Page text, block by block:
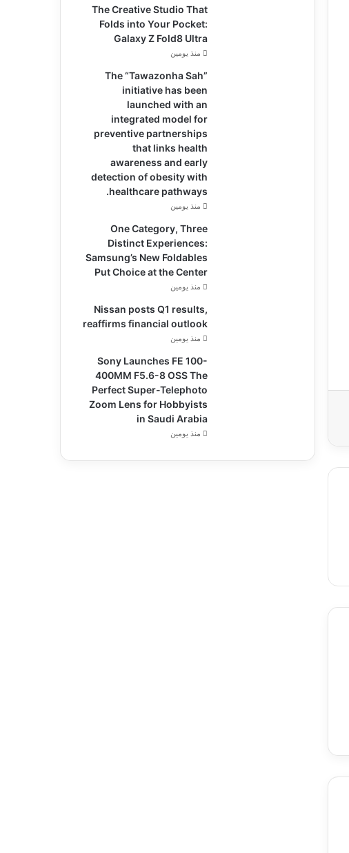
The Creative Studio That
Folds into Your Pocket:
Galaxy Z Fold8 Ultra
منذ يومين
The “Tawazonha Sah”
initiative has been
launched with an
integrated model for
preventive partnerships
that links health
awareness and early
detection of obesity with
healthcare pathways.
منذ يومين
One Category, Three
Distinct Experiences:
Samsung’s New Foldables
Put Choice at the Center
منذ يومين
Nissan posts Q1 results,
reaffirms financial outlook
منذ يومين
Sony Launches FE 100-
400MM F5.6-8 OSS The
Perfect Super-Telephoto
Zoom Lens for Hobbyists
in Saudi Arabia
منذ يومين